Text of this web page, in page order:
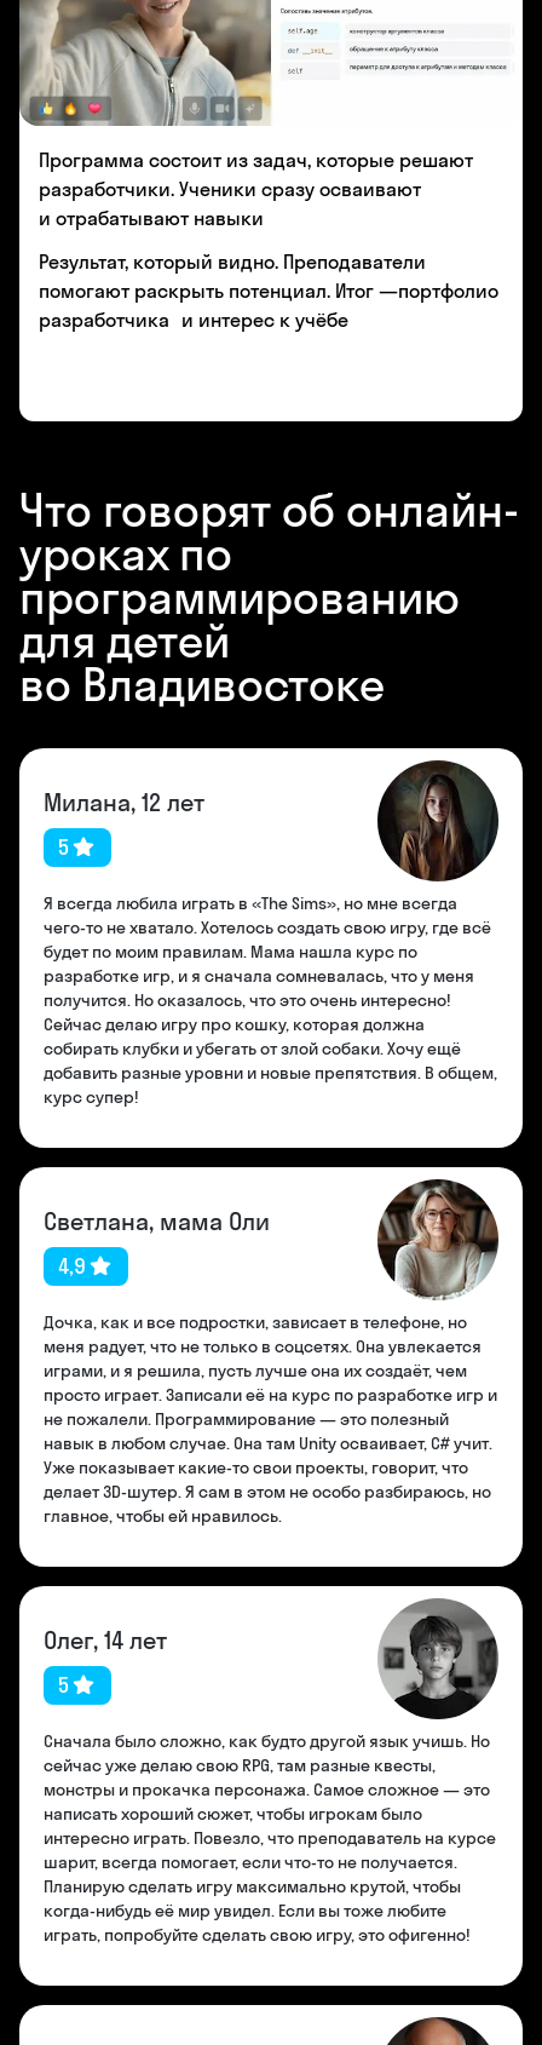
Программа состоит из задач, которые решают
разработчики. Ученики сразу осваивают
и отрабатывают навыки
Результат, который видно. Преподаватели
помогают раскрыть потенциал. Итог —портфолио
разработчика и интерес к учёбе
Что говорят об онлайн-
уроках по
программированию
для детей
во Владивостоке
Милана, 12 лет
5
Я всегда любила играть в «The Sims», но мне всегда
чего-то не хватало. Хотелось создать свою игру, где всё
будет по моим правилам. Мама нашла курс по
разработке игр, и я сначала сомневалась, что у меня
получится. Но оказалось, что это очень интересно!
Сейчас делаю игру про кошку, которая должна
собирать клубки и убегать от злой собаки. Хочу ещё
добавить разные уровни и новые препятствия. В общем,
курс супер!
Светлана, мама Оли
4,9
Дочка, как и все подростки, зависает в телефоне, но
меня радует, что не только в соцсетях. Она увлекается
играми, и я решила, пусть лучше она их создаёт, чем
просто играет. Записали её на курс по разработке игр и
не пожалели. Программирование — это полезный
навык в любом случае. Она там Unity осваивает, C# учит.
Уже показывает какие-то свои проекты, говорит, что
делает 3D-шутер. Я сам в этом не особо разбираюсь, но
главное, чтобы ей нравилось.
Олег, 14 лет
5
Сначала было сложно, как будто другой язык учишь. Но
сейчас уже делаю свою RPG, там разные квесты,
монстры и прокачка персонажа. Самое сложное — это
написать хороший сюжет, чтобы игрокам было
интересно играть. Повезло, что преподаватель на курсе
шарит, всегда помогает, если что-то не получается.
Планирую сделать игру максимально крутой, чтобы
когда-нибудь её мир увидел. Если вы тоже любите
играть, попробуйте сделать свою игру, это офигенно!